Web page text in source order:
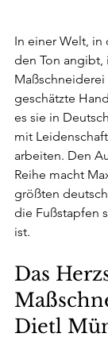
In einer Welt,
den Ton angibt,
geschätzte
es sie in
mit
arbeiten. Den
Reihe macht
größten
die Fußstapfen
ist.
Das
Dietl